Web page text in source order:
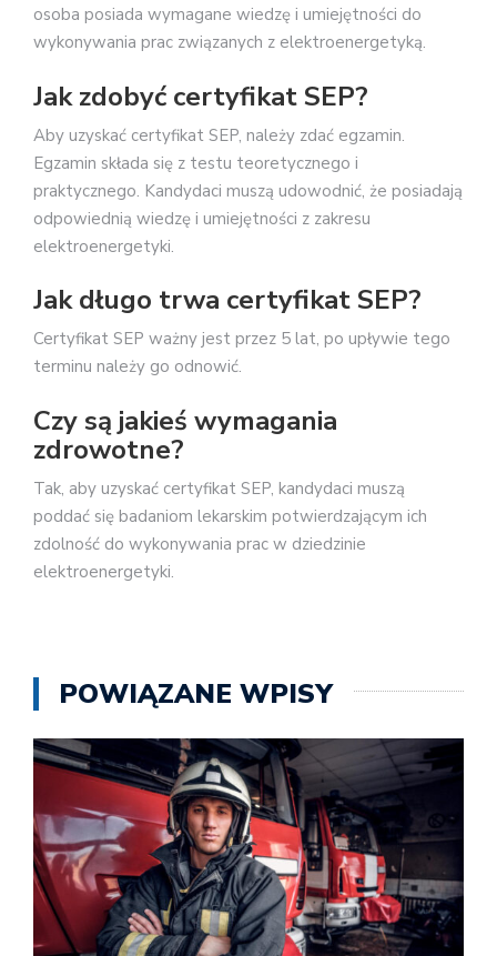
osoba posiada wymagane wiedzę i umiejętności do
wykonywania prac związanych z elektroenergetyką.
Jak zdobyć certyfikat SEP?
Aby uzyskać certyfikat SEP, należy zdać egzamin.
Egzamin składa się z testu teoretycznego i
praktycznego. Kandydaci muszą udowodnić, że posiadają
odpowiednią wiedzę i umiejętności z zakresu
elektroenergetyki.
Jak długo trwa certyfikat SEP?
Certyfikat SEP ważny jest przez 5 lat, po upływie tego
terminu należy go odnowić.
Czy są jakieś wymagania
zdrowotne?
Tak, aby uzyskać certyfikat SEP, kandydaci muszą
poddać się badaniom lekarskim potwierdzającym ich
zdolność do wykonywania prac w dziedzinie
elektroenergetyki.
POWIĄZANE WPISY